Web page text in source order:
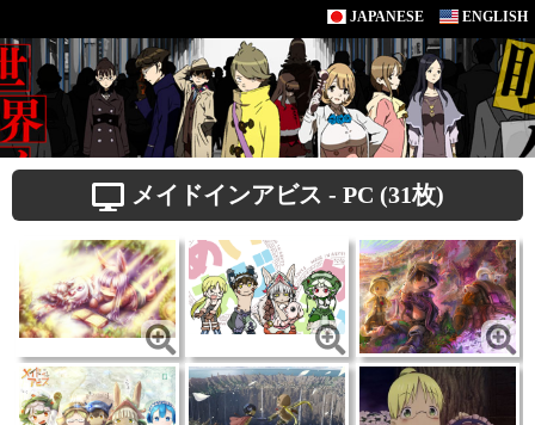
JAPANESE ENGLISH
メイドインアビス - PC (31枚)